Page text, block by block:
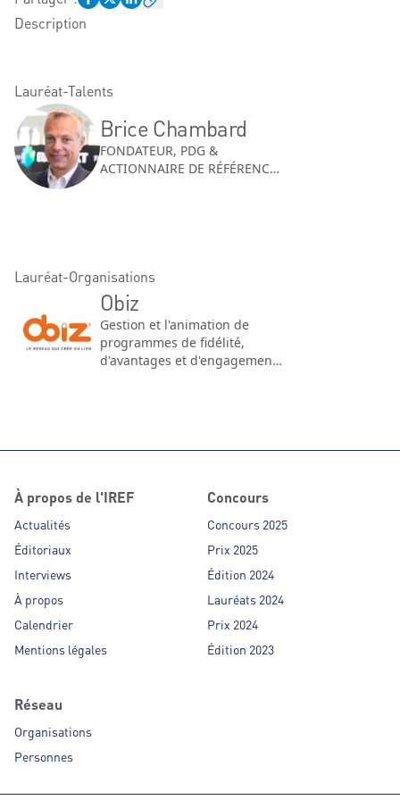
Description
Lauréat-Talents
Brice Chambard
FONDATEUR, PDG &
ACTIONNAIRE DE RÉFÉRENCE
Lauréat-Organisations
Obiz
Gestion et l'animation de
programmes de fidélité,
d'avantages et d'engagement
À propos de l'IREF
Actualités
Éditoriaux
Interviews
À propos
Calendrier
Mentions légales
Concours
Concours 2025
Prix 2025
Édition 2024
Lauréats 2024
Prix 2024
Édition 2023
Réseau
Organisations
Personnes